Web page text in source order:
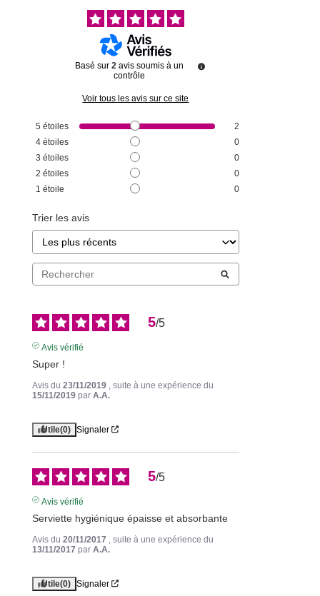
Basé sur 2 avis soumis à un
contrôle
Voir tous les avis sur ce site
5 étoiles
2
4 étoiles
0
3 étoiles
0
2 étoiles
0
1 étoile 0
Trier les avis
5/5
Avis vérifié
Super !
Avis du 23/11/2019 , suite à une expérience du
15/11/2019 par A.A.
Utile(0) Signaler
5/5
Avis vérifié
Serviette hygiénique épaisse et absorbante
Avis du 20/11/2017 , suite à une expérience du
13/11/2017 par A.A.
Utile(0) Signaler